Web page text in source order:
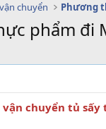
chuyển Phương
phẩm đi
vận chuyển tủ sấy